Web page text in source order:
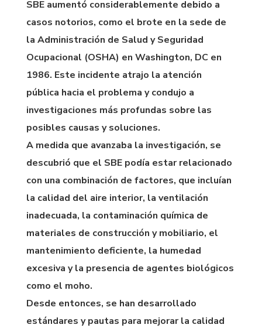
SBE aumentó considerablemente debido a
casos notorios, como el brote en la sede de
la Administración de Salud y Seguridad
Ocupacional (OSHA) en Washington, DC en
1986. Este incidente atrajo la atención
pública hacia el problema y condujo a
investigaciones más profundas sobre las
posibles causas y soluciones.
A medida que avanzaba la investigación, se
descubrió que el SBE podía estar relacionado
con una combinación de factores, que incluían
la calidad del aire interior, la ventilación
inadecuada, la contaminación química de
materiales de construcción y mobiliario, el
mantenimiento deficiente, la humedad
excesiva y la presencia de agentes biológicos
como el moho.
Desde entonces, se han desarrollado
estándares y pautas para mejorar la calidad